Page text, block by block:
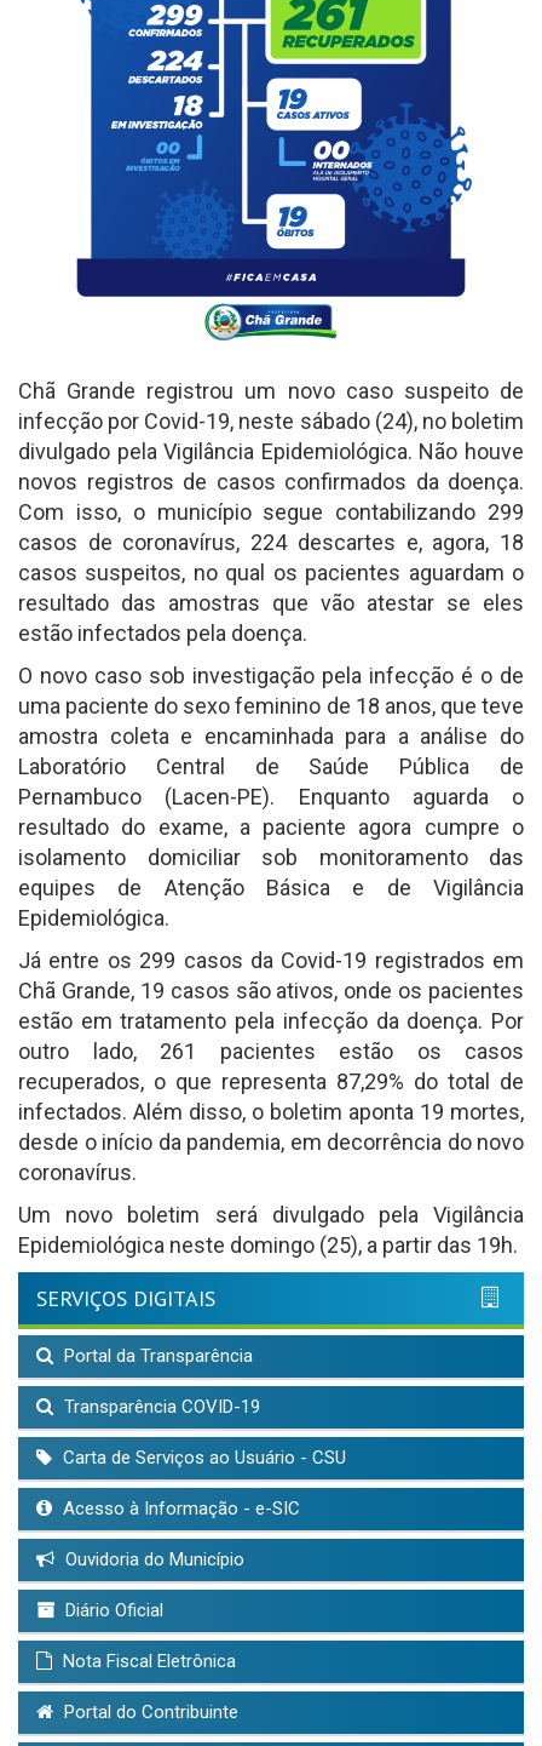
Chã Grande registrou um novo caso suspeito de
infecção por Covid-19, neste sábado (24), no boletim
divulgado pela Vigilância Epidemiológica. Não houve
novos registros de casos confirmados da doença.
Com isso, o município segue contabilizando 299
casos de coronavírus, 224 descartes e, agora, 18
casos suspeitos, no qual os pacientes aguardam o
resultado das amostras que vão atestar se eles
estão infectados pela doença.
O novo caso sob investigação pela infecção é o de
uma paciente do sexo feminino de 18 anos, que teve
amostra coleta e encaminhada para a análise do
Laboratório Central de Saúde Pública de
Pernambuco (Lacen-PE). Enquanto aguarda o
resultado do exame, a paciente agora cumpre o
isolamento domiciliar sob monitoramento das
equipes de Atenção Básica e de Vigilância
Epidemiológica.
Já entre os 299 casos da Covid-19 registrados em
Chã Grande, 19 casos são ativos, onde os pacientes
estão em tratamento pela infecção da doença. Por
outro lado, 261 pacientes estão os casos
recuperados, o que representa 87,29% do total de
infectados. Além disso, o boletim aponta 19 mortes,
desde o início da pandemia, em decorrência do novo
coronavírus.
Um novo boletim será divulgado pela Vigilância
Epidemiológica neste domingo (25), a partir das 19h.
SERVIÇOS DIGITAIS
Portal da Transparência
Transparência COVID-19
Carta de Serviços ao Usuário - CSU
Acesso à Informação - e-SIC
Ouvidoria do Município
Diário Oficial
Nota Fiscal Eletrônica
Portal do Contribuinte